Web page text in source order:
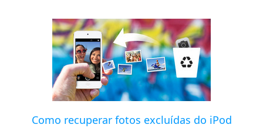
Como recuperar fotos excluídas do iPod